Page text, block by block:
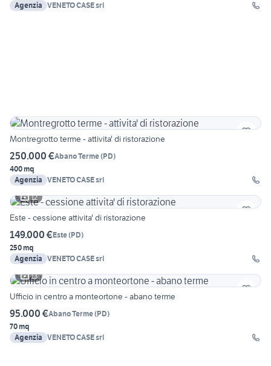
Agenzia VENETO CASE srl
Montregrotto terme - attivita' di ristorazione
250.000 €Abano Terme(PD)
400 mq
Agenzia VENETO CASE srl
12
Este - cessione attivita' di ristorazione
149.000 €Este(PD)
250 mq
Agenzia VENETO CASE srl
13
Ufficio in centro a monteortone - abano terme
95.000 €Abano Terme(PD)
70 mq
Agenzia VENETO CASE srl